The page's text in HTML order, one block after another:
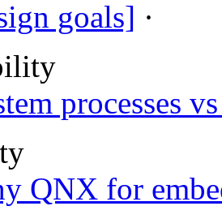
goals] ·
processes
QNX for